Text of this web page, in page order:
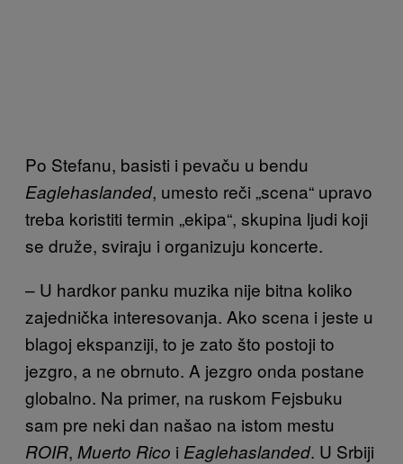
Po Stefanu, basisti i pevaču u bendu
Eaglehaslanded, umesto reči „scena“ upravo
treba koristiti termin „ekipa“, skupina ljudi koji
se druže, sviraju i organizuju koncerte.
– U hardkor panku muzika nije bitna koliko
zajednička interesovanja. Ako scena i jeste u
blagoj ekspanziji, to je zato što postoji to
jezgro, a ne obrnuto. A jezgro onda postane
globalno. Na primer, na ruskom Fejsbuku
sam pre neki dan našao na istom mestu
ROIR, Muerto Rico i Eaglehaslanded. U Srbiji